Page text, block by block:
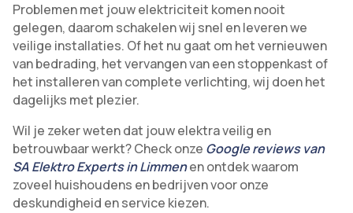
Problemen met jouw elektriciteit komen nooit
gelegen, daarom schakelen wij snel en leveren we
veilige installaties. Of het nu gaat om het vernieuwen
van bedrading, het vervangen van een stoppenkast of
het installeren van complete verlichting, wij doen het
dagelijks met plezier.
Wil je zeker weten dat jouw elektra veilig en
betrouwbaar werkt? Check onze Google reviews van
SA Elektro Experts in Limmenen ontdek waarom
zoveel huishoudens en bedrijven voor onze
deskundigheid en service kiezen.